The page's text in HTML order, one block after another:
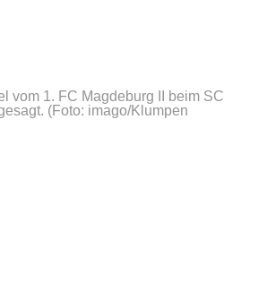
vom 1. FC Magdeburg II beim SC
(Foto: imago/Klumpen